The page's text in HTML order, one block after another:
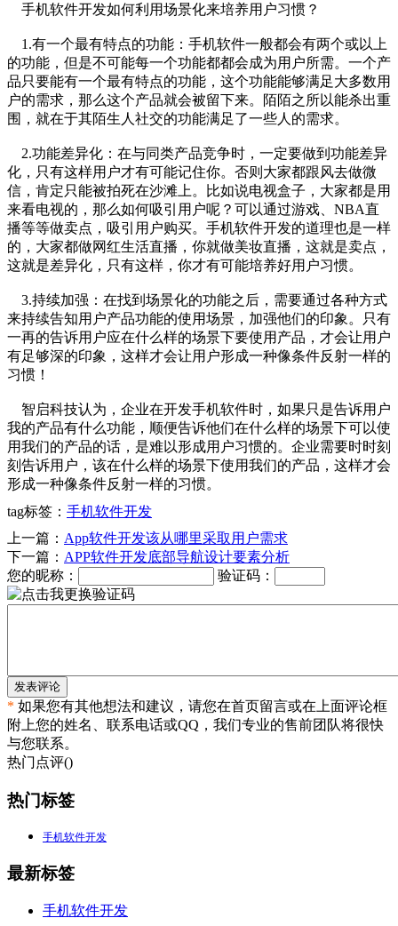
手机软件开发如何利用场景化来培养用户习惯？
1.有一个最有特点的功能：手机软件一般都会有两个或以上
的功能，但是不可能每一个功能都都会成为用户所需。一个产
品只要能有一个最有特点的功能，这个功能能够满足大多数用
户的需求，那么这个产品就会被留下来。陌陌之所以能杀出重
围，就在于其陌生人社交的功能满足了一些人的需求。
2.功能差异化：在与同类产品竞争时，一定要做到功能差异
化，只有这样用户才有可能记住你。否则大家都跟风去做微
信，肯定只能被拍死在沙滩上。比如说电视盒子，大家都是用
来看电视的，那么如何吸引用户呢？可以通过游戏、NBA直
播等等做卖点，吸引用户购买。手机软件开发的道理也是一样
的，大家都做网红生活直播，你就做美妆直播，这就是卖点，
这就是差异化，只有这样，你才有可能培养好用户习惯。
3.持续加强：在找到场景化的功能之后，需要通过各种方式
来持续告知用户产品功能的使用场景，加强他们的印象。只有
一再的告诉用户应在什么样的场景下要使用产品，才会让用户
有足够深的印象，这样才会让用户形成一种像条件反射一样的
习惯！
智启科技认为，企业在开发手机软件时，如果只是告诉用户
我的产品有什么功能，顺便告诉他们在什么样的场景下可以使
用我们的产品的话，是难以形成用户习惯的。企业需要时时刻
刻告诉用户，该在什么样的场景下使用我们的产品，这样才会
形成一种像条件反射一样的习惯。
tag标签： 手机软件开发
上一篇： App软件开发该从哪里采取用户需求
下一篇： APP软件开发底部导航设计要素分析
您的昵称：
验证码：
发表评论
* 如果您有其他想法和建议，请您在首页留言或在上面评论框
附上您的姓名、联系电话或QQ，我们专业的售前团队将很快
与您联系。
热门点评()
热门标签
手机软件开发
最新标签
手机软件开发